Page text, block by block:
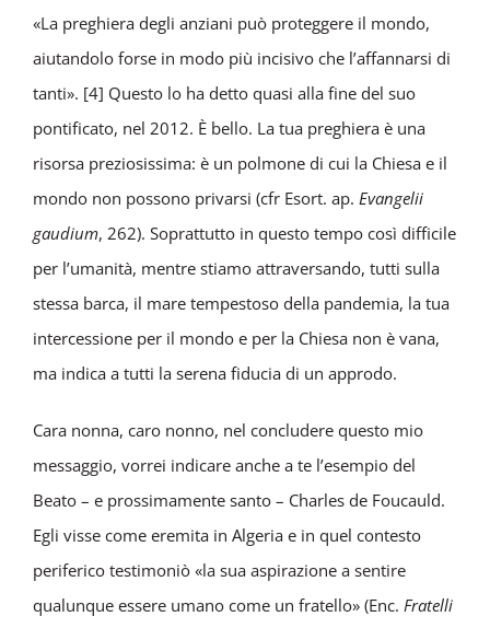
«La preghiera degli anziani può proteggere il mondo,
aiutandolo forse in modo più incisivo che l’affannarsi di
tanti». [4] Questo lo ha detto quasi alla fine del suo
pontificato, nel 2012. È bello. La tua preghiera è una
risorsa preziosissima: è un polmone di cui la Chiesa e il
mondo non possono privarsi (cfr Esort. ap. Evangelii
gaudium, 262). Soprattutto in questo tempo così difficile
per l’umanità, mentre stiamo attraversando, tutti sulla
stessa barca, il mare tempestoso della pandemia, la tua
intercessione per il mondo e per la Chiesa non è vana,
ma indica a tutti la serena fiducia di un approdo.
Cara nonna, caro nonno, nel concludere questo mio
messaggio, vorrei indicare anche a te l’esempio del
Beato – e prossimamente santo – Charles de Foucauld.
Egli visse come eremita in Algeria e in quel contesto
periferico testimoniò «la sua aspirazione a sentire
qualunque essere umano come un fratello» (Enc. Fratelli